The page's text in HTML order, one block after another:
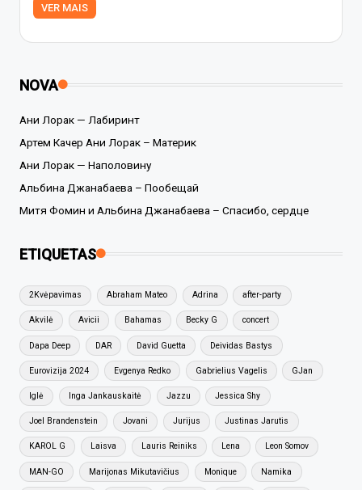
VER MAIS
NOVA
Ани Лорак — Лабиринт
Артем Качер Ани Лорак – Материк
Ани Лорак — Наполовину
Альбина Джанабаева – Пообещай
Митя Фомин и Альбина Джанабаева – Спасибо, сердце
ETIQUETAS
2Kvėpavimas Abraham Mateo Adrina after-party
Akvilė Avicii Bahamas Becky G concert
Dapa Deep DAR David Guetta Deividas Bastys
Eurovizija 2024 Evgenya Redko Gabrielius Vagelis GJan
Iglė Inga Jankauskaitė Jazzu Jessica Shy
Joel Brandenstein Jovani Jurijus Justinas Jarutis
KAROL G Laisva Lauris Reiniks Lena Leon Somov
MAN-GO Marijonas Mikutavičius Monique Namika